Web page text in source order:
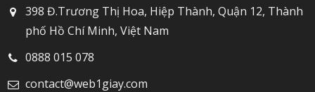
398 Đ.Trương Thị Hoa, Hiệp Thành, Quận 12, Thành
phố Hồ Chí Minh, Việt Nam
0888 015 078
contact@web1giay.com